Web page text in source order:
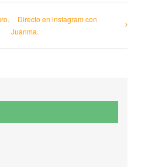
Directo en instagram con
Juanma.